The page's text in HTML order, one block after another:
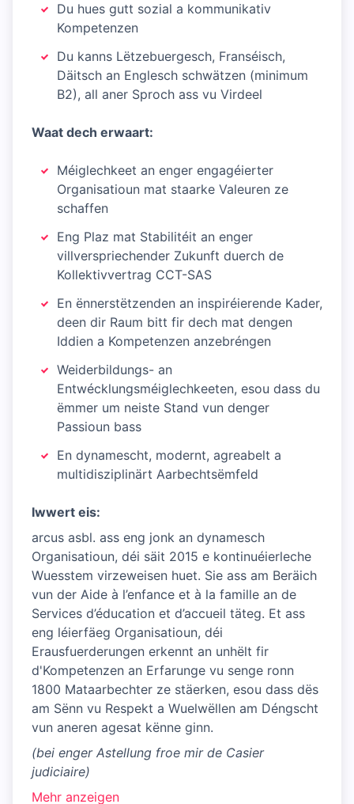
Du hues gutt sozial a kommunikativ
Kompetenzen
Du kanns Lëtzebuergesch, Franséisch,
Däitsch an Englesch schwätzen (minimum
B2), all aner Sproch ass vu Virdeel
Waat dech erwaart:
Méiglechkeet an enger engagéierter
Organisatioun mat staarke Valeuren ze
schaffen
Eng Plaz mat Stabilitéit an enger
villverspriechender Zukunft duerch de
Kollektivvertrag CCT-SAS
En ënnerstëtzenden an inspiréierende Kader,
deen dir Raum bitt fir dech mat dengen
Iddien a Kompetenzen anzebréngen
Weiderbildungs- an
Entwécklungsméiglechkeeten, esou dass du
ëmmer um neiste Stand vun denger
Passioun bass
En dynamescht, modernt, agreabelt a
multidisziplinärt Aarbechtsëmfeld
Iwwert eis:
arcus asbl. ass eng jonk an dynamesch
Organisatioun, déi säit 2015 e kontinuéierleche
Wuesstem virzeweisen huet. Sie ass am Beräich
vun der Aide à l’enfance et à la famille an de
Services d’éducation et d’accueil täteg. Et ass
eng léierfäeg Organisatioun, déi
Erausfuerderungen erkennt an unhëlt fir
d'Kompetenzen an Erfarunge vu senge ronn
1800 Mataarbechter ze stäerken, esou dass dës
am Sënn vu Respekt a Wuelwëllen am Déngscht
vun aneren agesat kënne ginn.
(bei enger Astellung froe mir de Casier
judiciaire)
Mehr anzeigen